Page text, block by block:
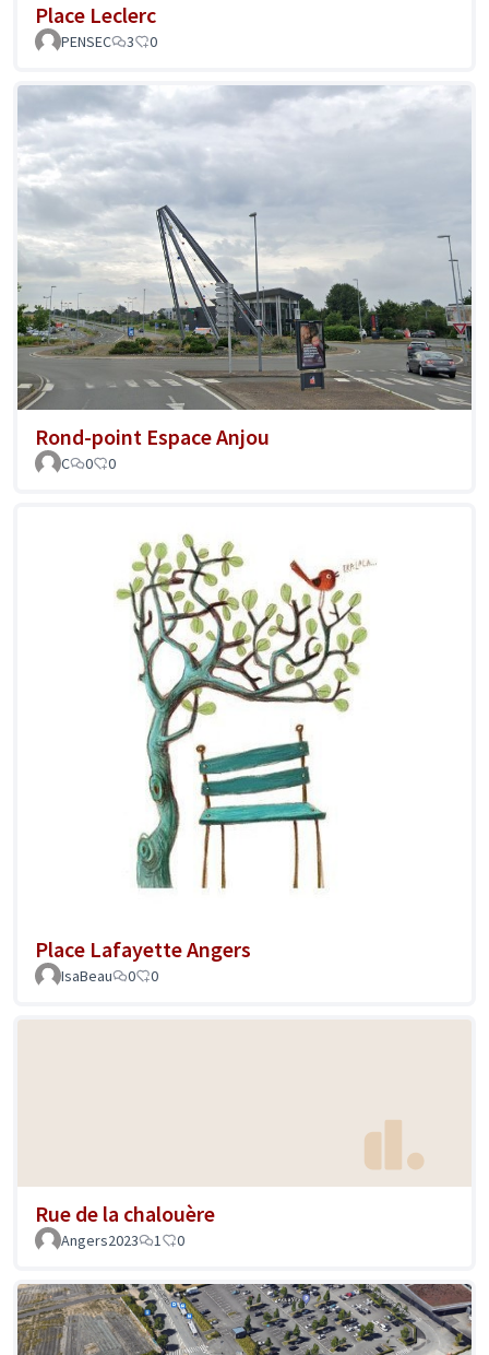
Place Leclerc
PENSEC 3 0
Rond-point Espace Anjou
C 0 0
Place Lafayette Angers
IsaBeau 0 0
Rue de la chalouère
Angers2023 1 0